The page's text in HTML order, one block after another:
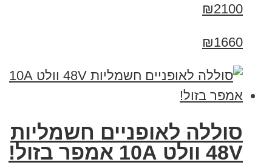
₪2100
₪1660
סוללה לאופניים חשמליות
48V וולט 10A אמפר בזול!